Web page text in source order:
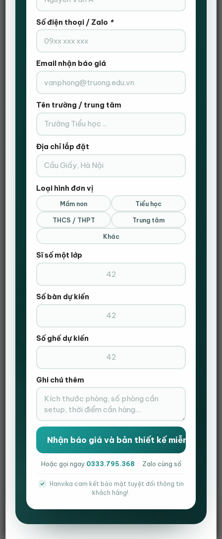
ĐẶT HÀNG NHANH
Bàn giám đốc,Bàn văn phòng
bàn ghế văn phòng , BÀN GIÁM ĐỐC
ĐÁNH GIÁ (0)
Views: 5.327
Bàn giám đốc là sự lựa chọn lý tưởng cho những
ai muốn nâng tầm không gian làm việc của mình.
Hanvika mang đến mẫu bàn giám đốc HVK-BGD09
với thiết kế sang trọng , mới mẻ , chuyên nghiệp
tại nơi làm việc của lãnh đạo.
Bàn giám đốc màu vàng vân sọc trắng 1m4, rộng 70cm.
Kích thước: Dài 1400 – Rộng 700- Cao 750(mm)
Chất liệu: Gỗ công nghiệp MDF
Số điện thoại / Zalo *
Email nhận báo giá
Tên trường / trung tâm
Địa chỉ lắp đặt
Loại hình đơn vị
Mầm non Tiểu học
THCS / THPT Trung tâm
Khác
Sĩ số một lớp
Số bàn dự kiến
Số ghế dự kiến
Ghi chú thêm
Hoặc gọi ngay 0333.795.368 · Zalo cùng số
Hanvika cam kết bảo mật tuyệt đối thông tin
khách hàng!.